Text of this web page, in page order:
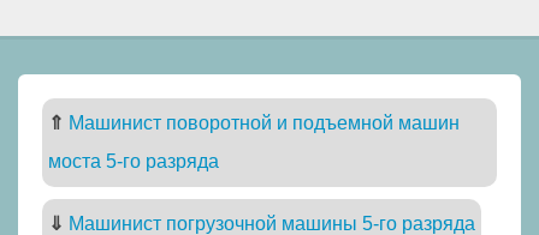
⇑ Машинист поворотной и подъемной машин
моста 5-го разряда
⇓ Машинист погрузочной машины 5-го разряда